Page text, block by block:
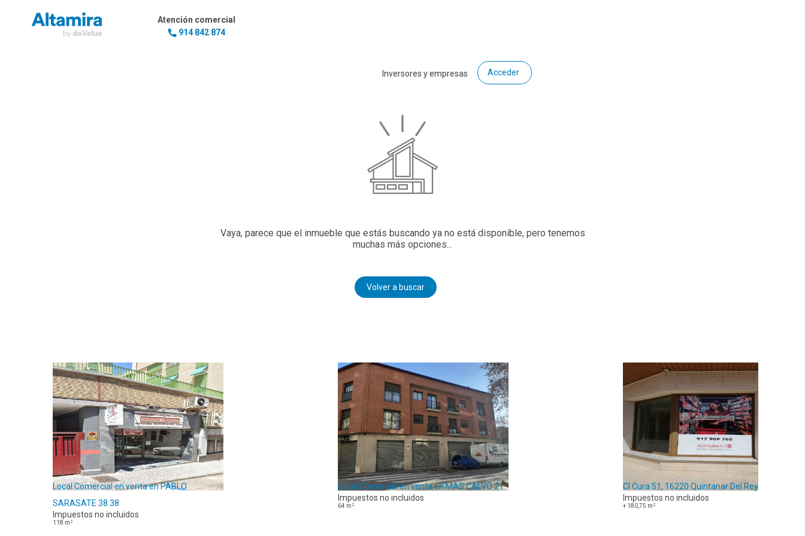
Atención comercial
914 842 874
Inversores y empresas Acceder
Vaya, parece que el inmueble que estás buscando ya no está disponible, pero tenemos
muchas más opciones...
Volver a buscar
Local Comercial en venta en PABLO
SARASATE 38 38
Impuestos no incluidos
118 m 2
Local Comercial en venta en MAS CALVO 21
Impuestos no incluidos
64 m 2
Cl Cura 51, 16220 Quintanar Del Rey - Cuenca
Impuestos no incluidos
+ 180,75 m 2